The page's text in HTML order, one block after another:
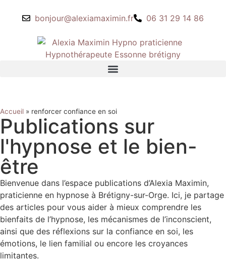
bonjour@alexiamaximin.fr 06 31 29 14 86
Accueil » renforcer confiance en soi
Publications sur
l'hypnose et le bien-
être
Bienvenue dans l’espace publications d’Alexia Maximin,
praticienne en hypnose à Brétigny-sur-Orge. Ici, je partage
des articles pour vous aider à mieux comprendre les
bienfaits de l’hypnose, les mécanismes de l’inconscient,
ainsi que des réflexions sur la confiance en soi, les
émotions, le lien familial ou encore les croyances
limitantes.